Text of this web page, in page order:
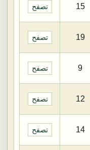
15 تصفح
19 تصفح
9 تصفح
12 تصفح
14 تصفح